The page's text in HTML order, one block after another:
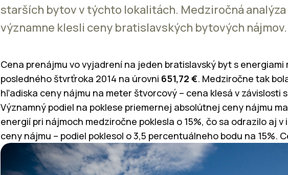
starších bytov v týchto lokalitách. Medziročná
významne klesli ceny bratislavských bytových nájmov.
Cena prenájmu vo vyjadrení na jeden bratislavský byt s energiami
posledného štvrťroka 2014 na úrovni 651,72 €. Medziročne tak
hľadiska ceny nájmu na meter štvorcový – cena klesá v závislosti
Významný podiel na poklese priemernej absolútnej ceny nájmu
energií pri nájmoch medziročne poklesla o 15%, čo sa odrazilo aj
ceny nájmu – podiel poklesol o 3,5 percentuálneho bodu na 15%.